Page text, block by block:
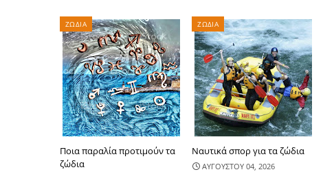
ΖΩΔΙΑ
Ποια παραλία προτιμούν τα
ζώδια
ΖΩΔΙΑ
Ναυτικά σπορ για τα ζώδια
ΑΥΓΟΥΣΤΟΥ 04, 2026